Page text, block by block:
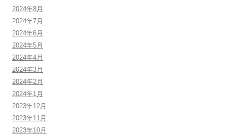
2024年8月
2024年7月
2024年6月
2024年5月
2024年4月
2024年3月
2024年2月
2024年1月
2023年12月
2023年11月
2023年10月